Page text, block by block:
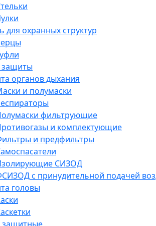
для охранных структур
защиты
органов дыхания
и полумаски
фильтрующие
и комплектующие
и предфильтры
СИЗОД
с принудительной подачей
головы